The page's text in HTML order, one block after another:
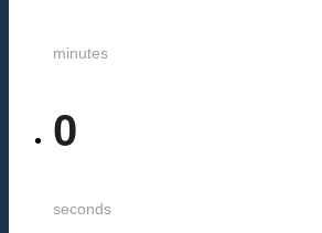
minutes
0
seconds